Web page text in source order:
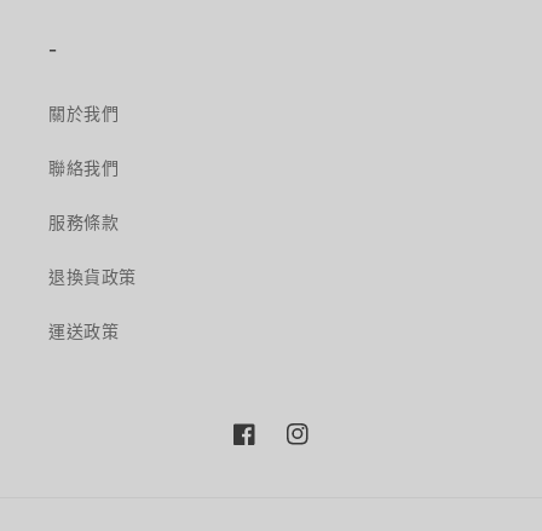
-
關於我們
聯絡我們
服務條款
退換貨政策
運送政策
FacebookInstagram